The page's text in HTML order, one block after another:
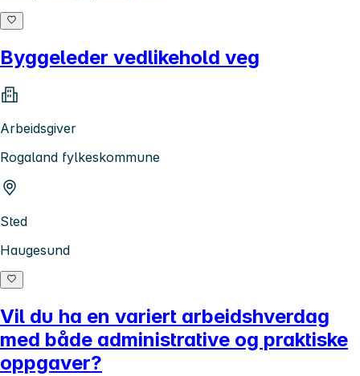
Byggeleder vedlikehold veg
Arbeidsgiver
Rogaland fylkeskommune
Sted
Haugesund
Vil du ha en variert arbeidshverdag
med både administrative og praktiske
oppgaver?